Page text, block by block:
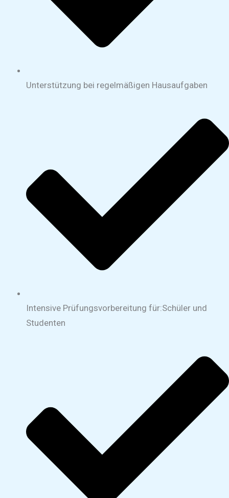
Unterstützung bei regelmäßigen Hausaufgaben
Intensive Prüfungsvorbereitung für:Schüler und
Studenten